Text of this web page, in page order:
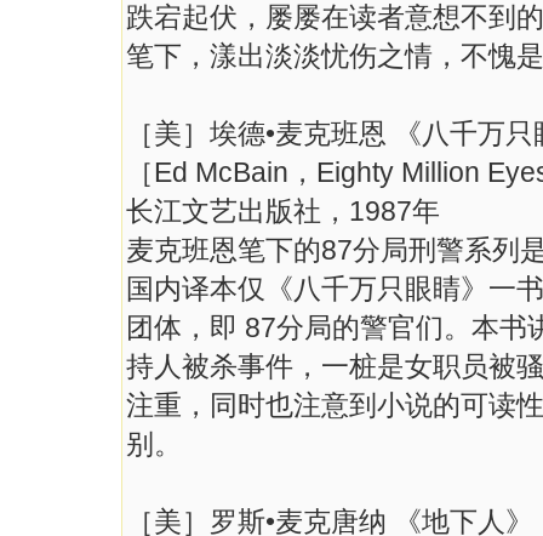
跌宕起伏，屡屡在读者意想不到
笔下，漾出淡淡忧伤之情，不愧
［美］埃德•麦克班恩 《八千万
［Ed McBain，Eighty Million
长江文艺出版社，1987年
麦克班恩笔下的87分局刑警系列
国内译本仅《八千万只眼睛》一
团体，即 87分局的警官们。本
持人被杀事件，一桩是女职员被
注重，同时也注意到小说的可读
别。
［美］罗斯•麦克唐纳 《地下人》